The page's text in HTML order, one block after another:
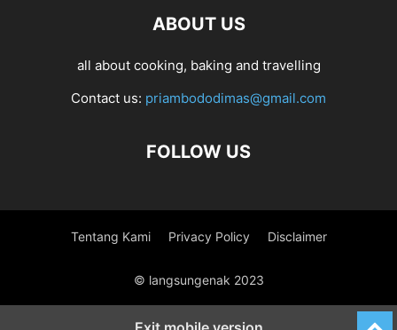
ABOUT US
all about cooking, baking and travelling
Contact us: priambododimas@gmail.com
FOLLOW US
Tentang Kami Privacy Policy Disclaimer
© langsungenak 2023